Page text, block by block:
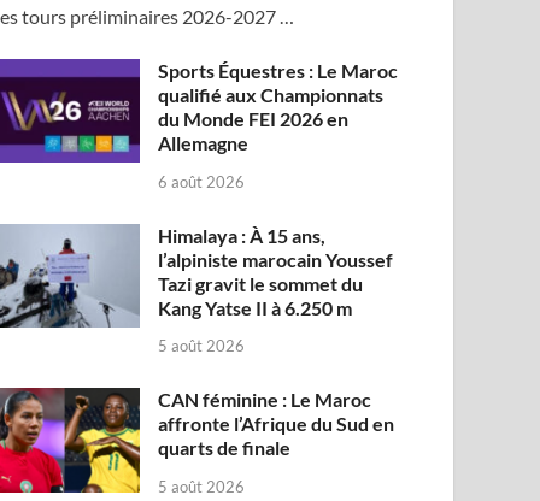
tours préliminaires 2026-2027 …
Sports Équestres : Le Maroc
qualifié aux Championnats
du Monde FEI 2026 en
Allemagne
6 août 2026
Himalaya : À 15 ans,
l’alpiniste marocain Youssef
Tazi gravit le sommet du
Kang Yatse II à 6.250 m
5 août 2026
CAN féminine : Le Maroc
affronte l’Afrique du Sud en
quarts de finale
5 août 2026